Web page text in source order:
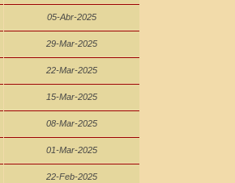
05-Abr-2025
29-Mar-2025
22-Mar-2025
15-Mar-2025
08-Mar-2025
01-Mar-2025
22-Feb-2025